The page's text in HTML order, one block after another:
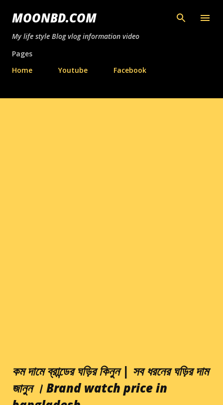
সরাসরি প্রধান সামগ্রীতে চলে যান
MOONBD.COM
My life style Blog vlog information video
Pages
Home
Youtube Facebook
কম দামে ব্রান্ডের ঘড়ির কিনুন | সব ধরনের ঘড়ির দাম
জানুন । Brand watch price in